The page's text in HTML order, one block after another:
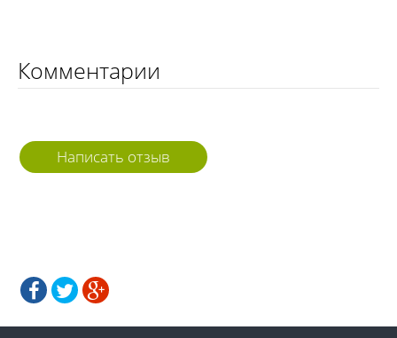
Комментарии
Написать отзыв